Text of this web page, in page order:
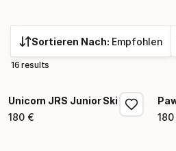
Sortieren Nach: Empfohlen
16 results
Unicorn JRS Junior Ski
180 €
Endpreis
180